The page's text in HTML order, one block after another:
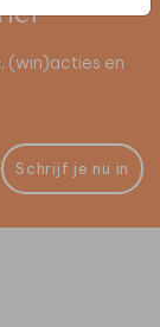
(win)acties en
Schrijf je nu in